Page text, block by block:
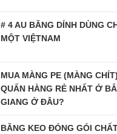
# 4 AU BĂNG DÍNH DÙNG
MỘT VIỆTNAM
MUA MÀNG PE (MÀNG
QUẤN HÀNG RẺ NHẤT Ở
GIANG Ở ĐÂU?
BĂNG KEO ĐÓNG GÓI